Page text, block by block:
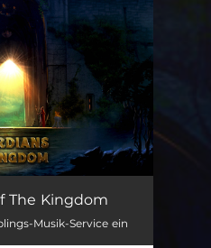
The Kingdom
Musik-Service ein